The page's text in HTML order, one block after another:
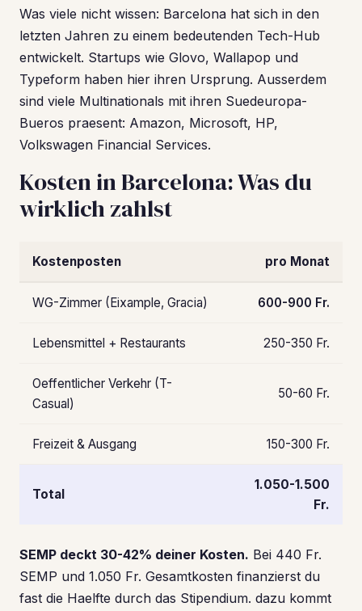
Was viele nicht wissen: Barcelona hat sich in den
letzten Jahren zu einem bedeutenden Tech-Hub
entwickelt. Startups wie Glovo, Wallapop und
Typeform haben hier ihren Ursprung. Ausserdem
sind viele Multinationals mit ihren Suedeuropa-
Bueros praesent: Amazon, Microsoft, HP,
Volkswagen Financial Services.
Kosten in Barcelona: Was du
wirklich zahlst
Kostenposten pro Monat
WG-Zimmer (Eixample, Gracia) 600-900 Fr.
Lebensmittel + Restaurants 250-350 Fr.
Oeffentlicher Verkehr (T-
Casual)
50-60 Fr.
Freizeit & Ausgang 150-300 Fr.
Total
1.050-1.500
Fr.
SEMP deckt 30-42% deiner Kosten. Bei 440 Fr.
SEMP und 1.050 Fr. Gesamtkosten finanzierst du
fast die Haelfte durch das Stipendium. dazu kommt